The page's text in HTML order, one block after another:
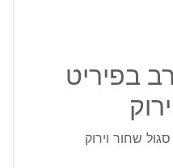
בפיריט
שחור וירוק